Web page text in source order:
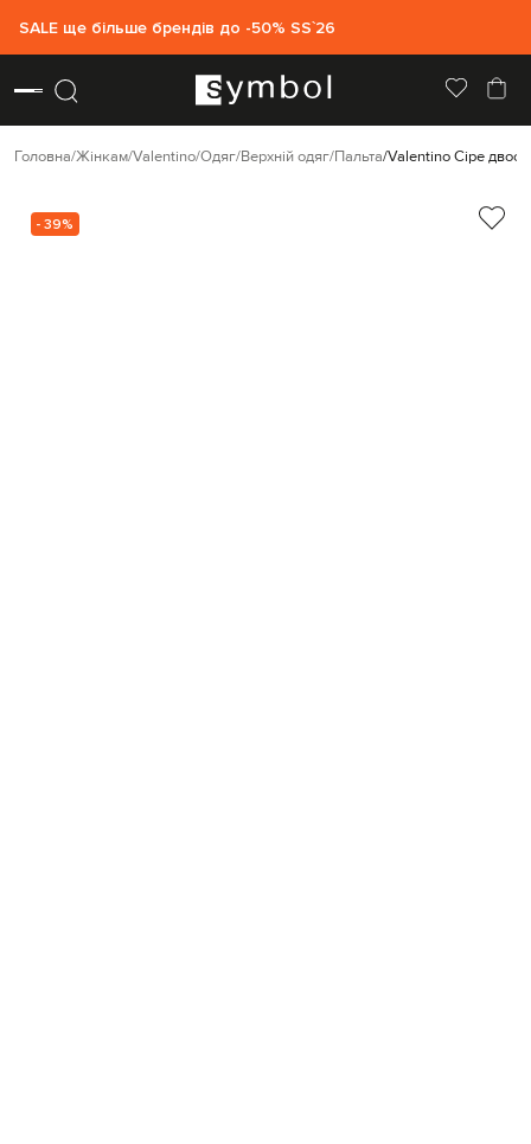
SALE ще більше брендів до -50% SS`26
Головна Жінкам Valentino Одяг Верхній одяг Пальта Valentino Сіре
- 39%